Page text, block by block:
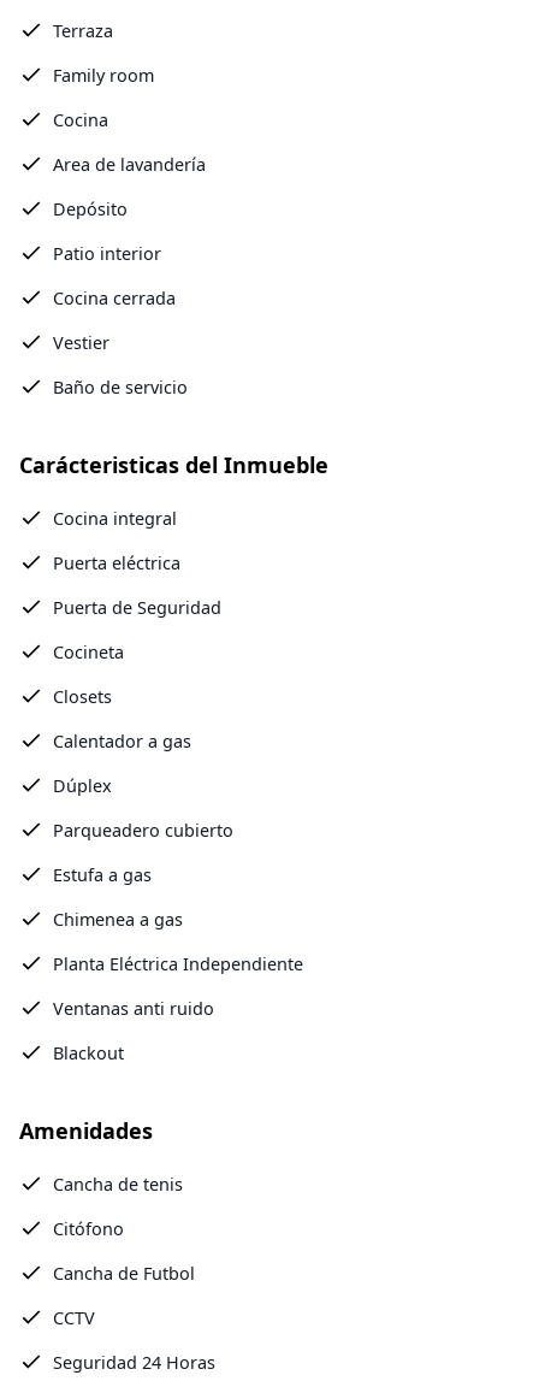
Terraza
Family room
Cocina
Area de lavandería
Depósito
Patio interior
Cocina cerrada
Vestier
Baño de servicio
Carácteristicas del Inmueble
Cocina integral
Puerta eléctrica
Puerta de Seguridad
Cocineta
Closets
Calentador a gas
Dúplex
Parqueadero cubierto
Estufa a gas
Chimenea a gas
Planta Eléctrica Independiente
Ventanas anti ruido
Blackout
Amenidades
Cancha de tenis
Citófono
Cancha de Futbol
CCTV
Seguridad 24 Horas